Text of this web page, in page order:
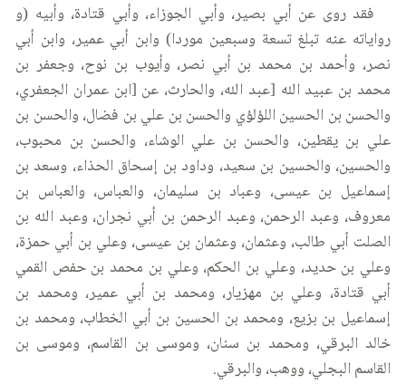
فقد روى عن أبي بصير، وأبي الجوزاء، وأبي قتادة، وأبيه (و
رواياته عنه تبلغ تسعة وسبعين موردا) وابن أبي عمير، وابن أبي
نصر، وأحمد بن محمد بن أبي نصر، وأيوب بن نوح، وجعفر بن
محمد بن عبيد الله [عبد الله، والحارث، عن [ابن عمران الجعفري،
والحسن بن الحسين اللؤلؤي والحسن بن علي بن فضال، والحسن بن
علي بن يقطين، والحسن بن علي الوشاء، والحسن بن محبوب،
والحسين، والحسين بن سعيد، وداود بن إسحاق الحذاء، وسعد بن
إسماعيل بن عيسى، وعباد بن سليمان، والعباس، والعباس بن
معروف، وعبد الرحمن، وعبد الرحمن بن أبي نجران، وعبد الله بن
الصلت أبي طالب، وعثمان، وعثمان بن عيسى، وعلي بن أبي حمزة،
وعلي بن حديد، وعلي بن الحكم، وعلي بن محمد بن حفص القمي
أبي قتادة، وعلي بن مهزيار، ومحمد بن أبي عمير، ومحمد بن
إسماعيل بن بزيع، ومحمد بن الحسين بن أبي الخطاب، ومحمد بن
خالد البرقي، ومحمد بن سنان، وموسى بن القاسم، وموسى بن
القاسم البجلي، ووهب، والبرقي.